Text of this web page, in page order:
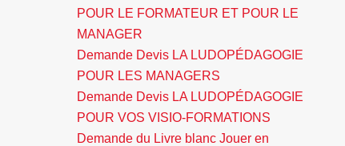
POUR LE FORMATEUR ET POUR LE
MANAGER
Demande Devis LA LUDOPÉDAGOGIE
POUR LES MANAGERS
Demande Devis LA LUDOPÉDAGOGIE
POUR VOS VISIO-FORMATIONS
Demande du Livre blanc Jouer en